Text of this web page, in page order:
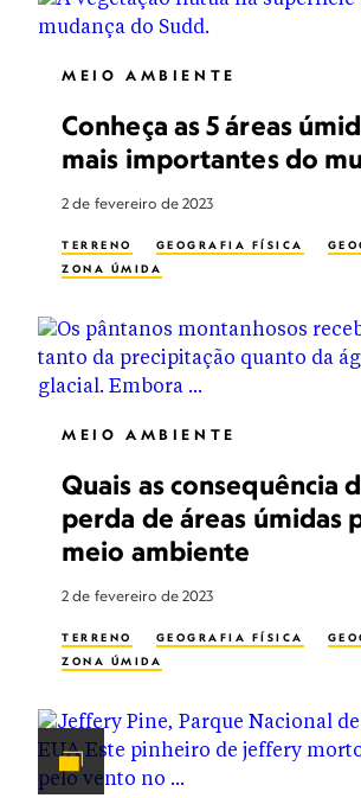
MEIO AMBIENTE
Conheça as 5 áreas
mais importantes do
2 de fevereiro de 2023
TERRENO GEOGRAFIA FÍSICA
ZONA ÚMIDA
MEIO AMBIENTE
Quais as consequência
perda de áreas úmidas
meio ambiente
2 de fevereiro de 2023
TERRENO GEOGRAFIA FÍSICA
ZONA ÚMIDA